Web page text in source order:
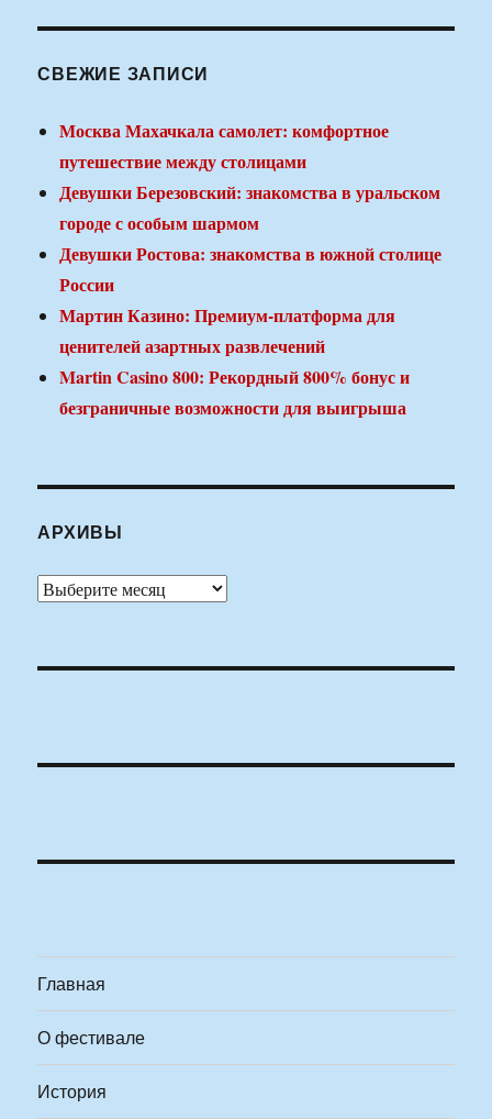
СВЕЖИЕ ЗАПИСИ
Москва Махачкала самолет: комфортное
путешествие между столицами
Девушки Березовский: знакомства в уральском
городе с особым шармом
Девушки Ростова: знакомства в южной столице
России
Мартин Казино: Премиум-платформа для
ценителей азартных развлечений
Martin Casino 800: Рекордный 800% бонус и
безграничные возможности для выигрыша
АРХИВЫ
Архивы
Главная
О фестивале
История